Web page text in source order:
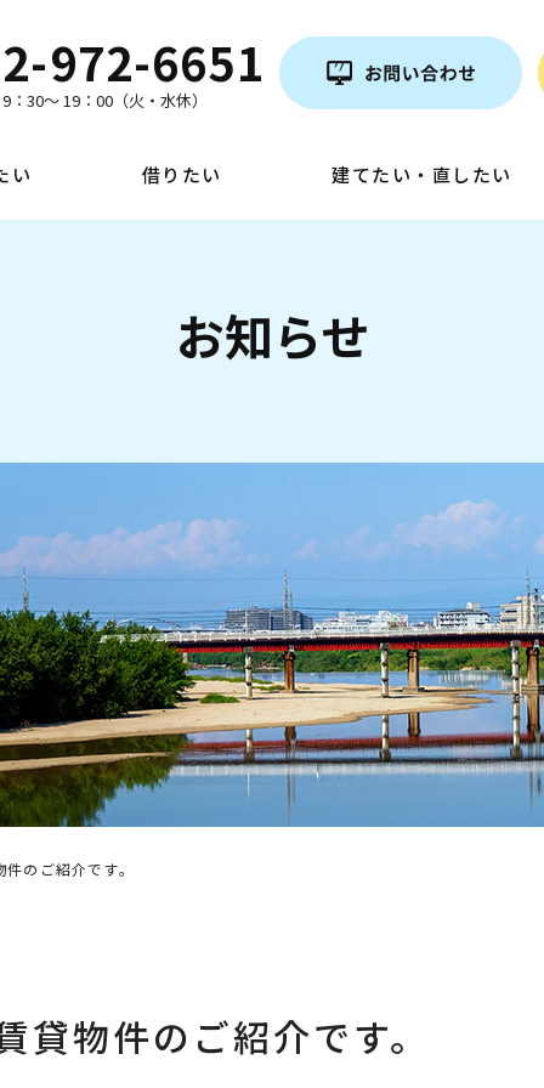
972-6651
9：30～ 19：00（火・水休）
い 借りたい 建てたい・直したい
お知らせ
のご紹介です。
物件のご紹介です。